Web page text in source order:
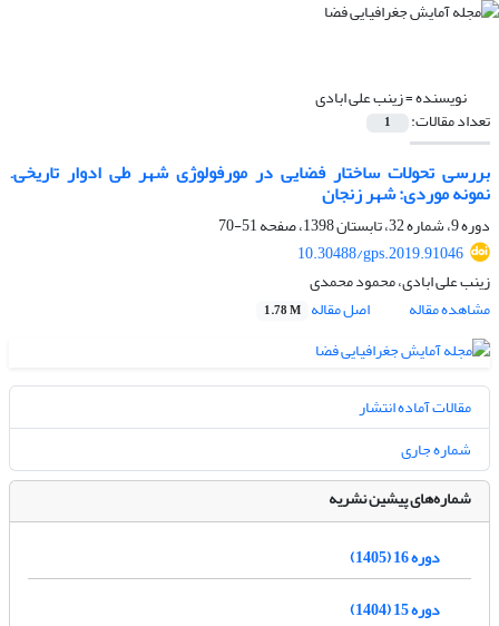
نویسنده =زینب علی ابادی
تعداد مقالات: 1
بررسی تحولات ساختار فضایی در مورفولوژی شهر طی ادوار تاریخی.
نمونه موردی: شهر زنجان
دوره 9، شماره 32، تابستان 1398، صفحه
51-70
10.30488/gps.2019.91046
زینب علی ابادی، محمود محمدی
مشاهده مقاله
اصل مقاله 1.78 M
مقالات آماده انتشار
شماره جاری
شماره‌های پیشین نشریه
دوره 16 (1405)
دوره 15 (1404)